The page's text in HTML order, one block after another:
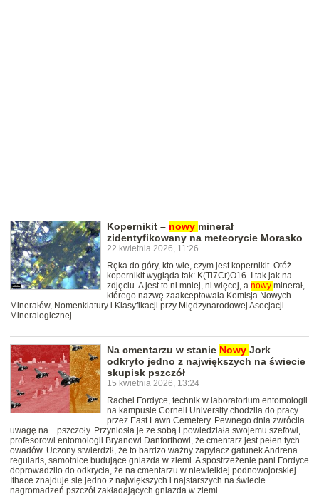
Kopernikit – nowy minerał
zidentyfikowany na meteorycie Morasko
22 kwietnia 2026, 11:26
Ręka do góry, kto wie, czym jest kopernikit. Otóż
kopernikit wygląda tak: K(Ti7Cr)O16. I tak jak na
zdjęciu. A jest to ni mniej, ni więcej, a nowy minerał,
którego nazwę zaakceptowała Komisja Nowych
Minerałów, Nomenklatury i Klasyfikacji przy Międzynarodowej Asocjacji
Mineralogicznej.
Na cmentarzu w stanie Nowy Jork
odkryto jedno z największych na świecie
skupisk pszczół
15 kwietnia 2026, 13:24
Rachel Fordyce, technik w laboratorium entomologii
na kampusie Cornell University chodziła do pracy
przez East Lawn Cemetery. Pewnego dnia zwróciła
uwagę na... pszczoły. Przyniosła je ze sobą i powiedziała swojemu szefowi,
profesorowi entomologii Bryanowi Danforthowi, że cmentarz jest pełen tych
owadów. Uczony stwierdził, że to bardzo ważny zapylacz gatunek Andrena
regularis, samotnice budujące gniazda w ziemi. A spostrzeżenie pani Fordyce
doprowadziło do odkrycia, że na cmentarzu w niewielkiej podnowojorskiej
Ithace znajduje się jedno z największych i najstarszych na świecie
nagromadzeń pszczół zakładających gniazda w ziemi.